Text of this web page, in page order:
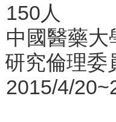
人
國醫藥大
究倫理
4/